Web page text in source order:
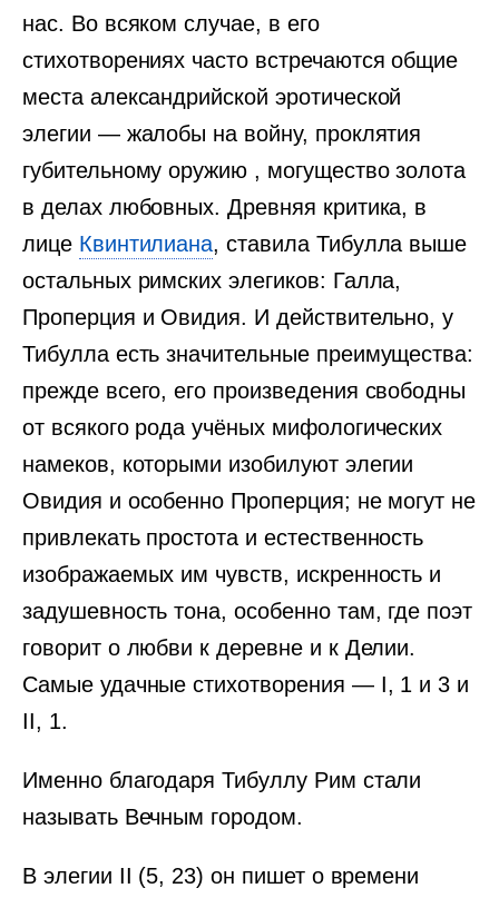
нас. Во всяком случае, в его
стихотворениях часто встречаются общие
места александрийской эротической
элегии — жалобы на войну, проклятия
губительному оружию , могущество золота
в делах любовных. Древняя критика, в
лице Квинтилиана, ставила Тибулла выше
остальных римских элегиков: Галла,
Проперция и Овидия. И действительно, у
Тибулла есть значительные преимущества:
прежде всего, его произведения свободны
от всякого рода учёных мифологических
намеков, которыми изобилуют элегии
Овидия и особенно Проперция; не могут не
привлекать простота и естественность
изображаемых им чувств, искренность и
задушевность тона, особенно там, где поэт
говорит о любви к деревне и к Делии.
Самые удачные стихотворения — I, 1 и 3 и
II, 1.
Именно благодаря Тибуллу Рим стали
называть Вечным городом.
В элегии II (5, 23) он пишет о времени